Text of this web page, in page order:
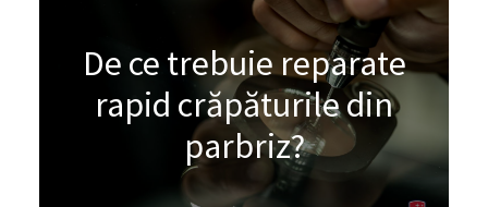
De ce trebuie reparate
rapid crăpăturile din
parbriz?